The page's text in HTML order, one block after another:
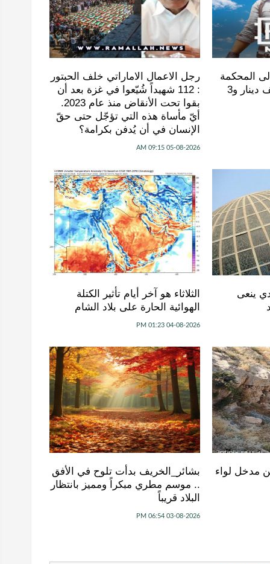
المحكمة
.. والنهاية حكم بـ15 ألف دينار و3
رجل الاعمال الاماراتي خلف الحبتور
: 112 شهيداً شُيّعوا في ‫غزة‬ بعد أن
بقوا تحت الأنقاض منذ عام 2023.
أيّ مأساة هذه التي تؤجّل حتى حقّ
الإنسان في أن يُدفن بكرامة؟
05-08-2026 09:15 AM
ينعى
الثلاثاء هو آخر أيام تأثير الكتلة
الهوائية الحارة على بلاد الشام
04-08-2026 01:23 PM
مدخل لواء
بشائر_الخريف بدأت تلوح في الأفق
.. موسم مطري مبكراً ومميز بانتظار
البلاد قريباً
03-08-2026 06:54 PM